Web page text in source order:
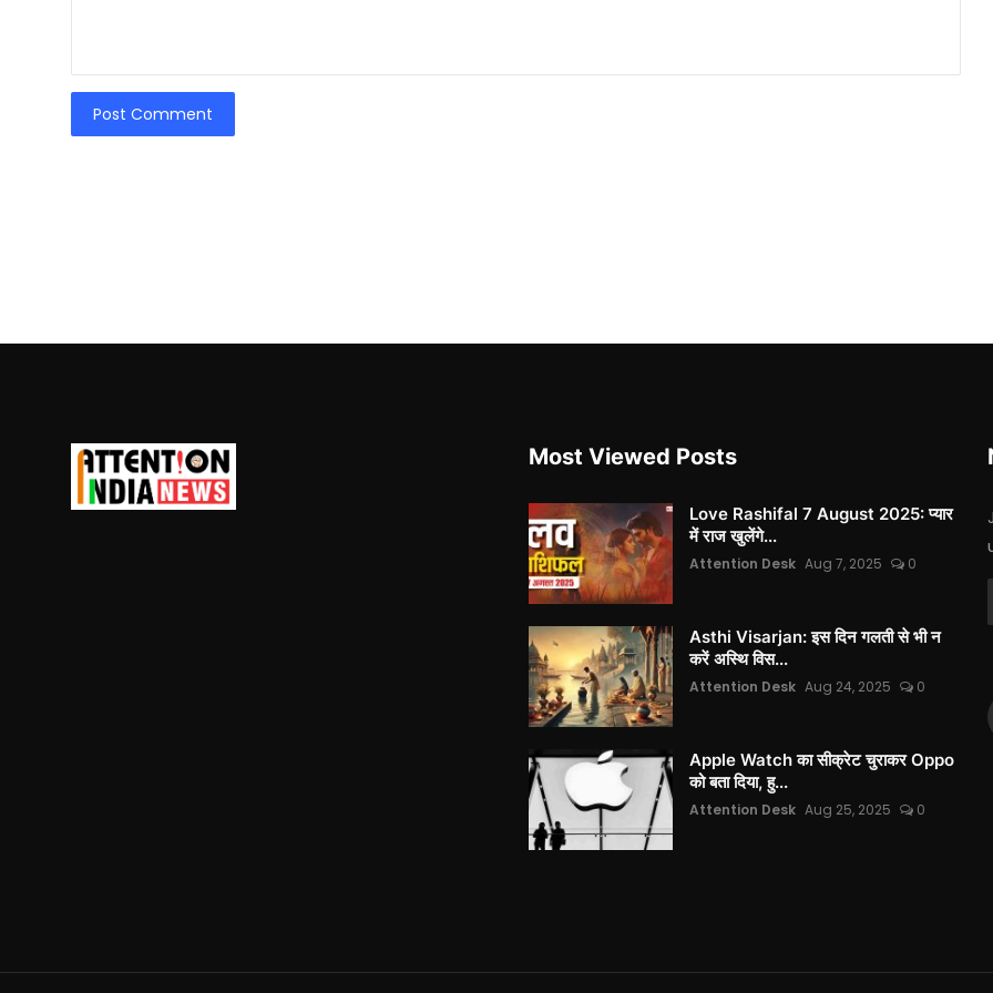
Post Comment
Most Viewed Posts
Love Rashifal 7 August 2025: प्यार
में राज खुलेंगे...
Attention Desk Aug 7, 2025 0
Asthi Visarjan: इस दिन गलती से भी न
करें अस्थि विस...
Attention Desk Aug 24, 2025 0
Apple Watch का सीक्रेट चुराकर Oppo
को बता दिया, हु...
Attention Desk Aug 25, 2025 0